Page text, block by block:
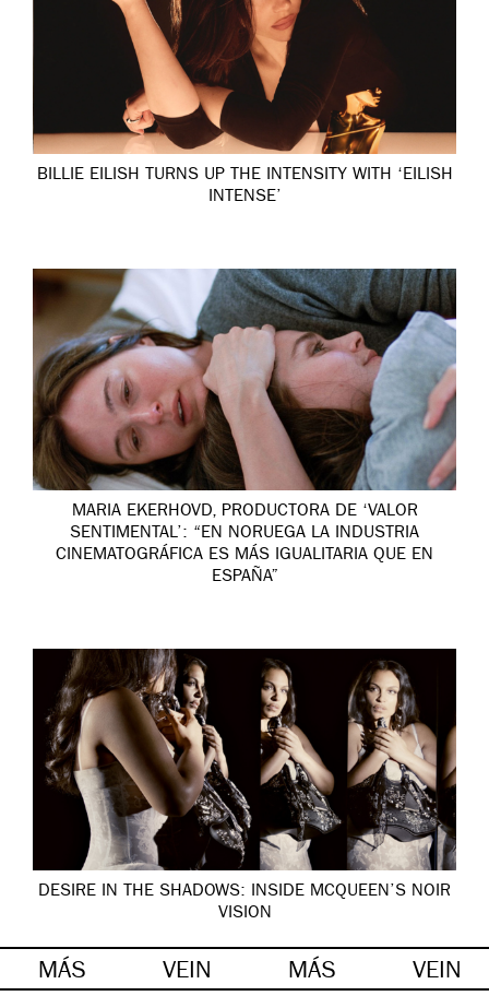
BILLIE EILISH TURNS UP THE INTENSITY WITH ‘EILISH
INTENSE’
MARIA EKERHOVD, PRODUCTORA DE ‘VALOR
SENTIMENTAL’: “EN NORUEGA LA INDUSTRIA
CINEMATOGRÁFICA ES MÁS IGUALITARIA QUE EN
ESPAÑA”
DESIRE IN THE SHADOWS: INSIDE MCQUEEN’S NOIR
VISION
MÁS VEIN MÁS VEIN